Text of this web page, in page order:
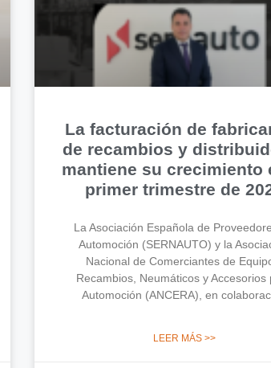
La facturación de
de recambios y
mantiene su crecimiento
primer trimestre de
La Asociación Española de
Automoción (SERNAUTO) y la
Nacional de Comerciantes de
Recambios, Neumáticos y Accesorios
Automoción (ANCERA), en
LEER MÁS >>